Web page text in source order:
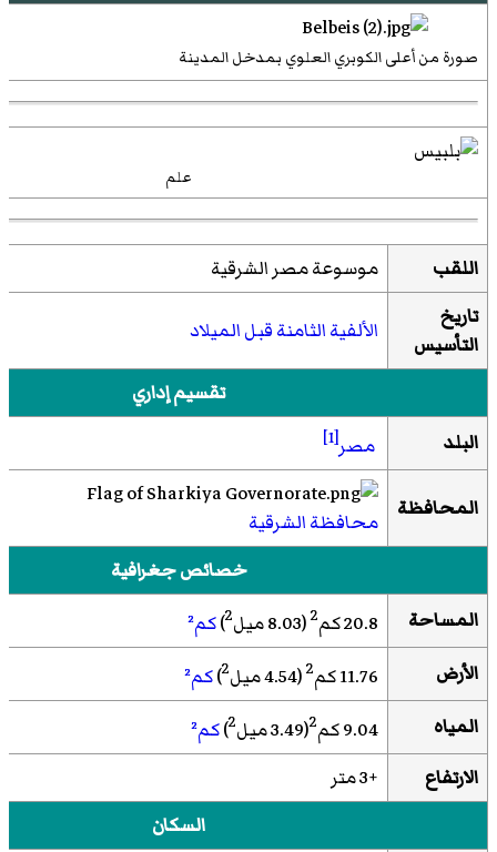
صورة من أعلى الكوبري العلوي بمدخل المدينة
علم
اللقب
موسوعة مصر الشرقية
تاريخ
التأسيس
الألفية الثامنة قبل الميلاد
تقسيم إداري
البلد
مصر[1]
المحافظة
محافظة الشرقية
خصائص جغرافية
المساحة
20.8 كم 2(8.03 ميل 2
)كم²
الأرض
11.76 كم 2(4.54 ميل 2
)كم²
المياه
9.04 كم 2(3.49 ميل 2
)كم²
الارتفاع
+3 متر
السكان